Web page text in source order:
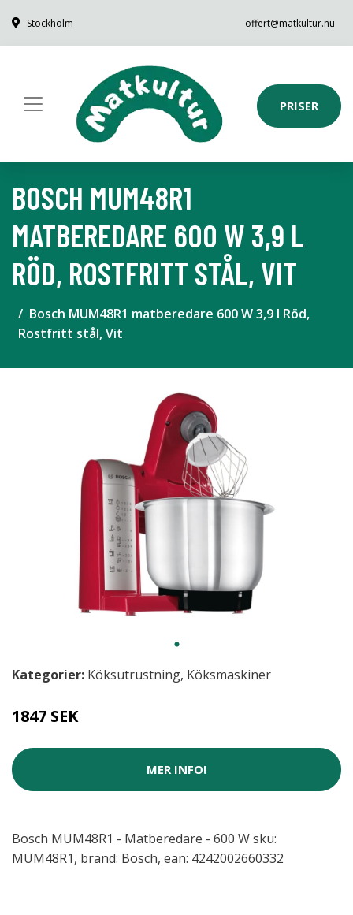
Stockholm offert@matkultur.nu
PRISER
BOSCH MUM48R1
MATBEREDARE 600 W 3,9 L
RÖD, ROSTFRITT STÅL, VIT
Bosch MUM48R1 matberedare 600 W 3,9 l Röd,
Rostfritt stål, Vit
Kategorier: Köksutrustning, Köksmaskiner
1847 SEK
MER INFO!
Bosch MUM48R1 - Matberedare - 600 W sku:
MUM48R1, brand: Bosch, ean: 4242002660332